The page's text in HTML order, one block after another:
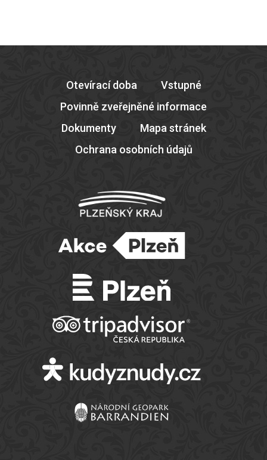
Otevírací doba
Vstupné
Povinně zveřejněné informace
Dokumenty
Mapa stránek
Ochrana osobních údajů